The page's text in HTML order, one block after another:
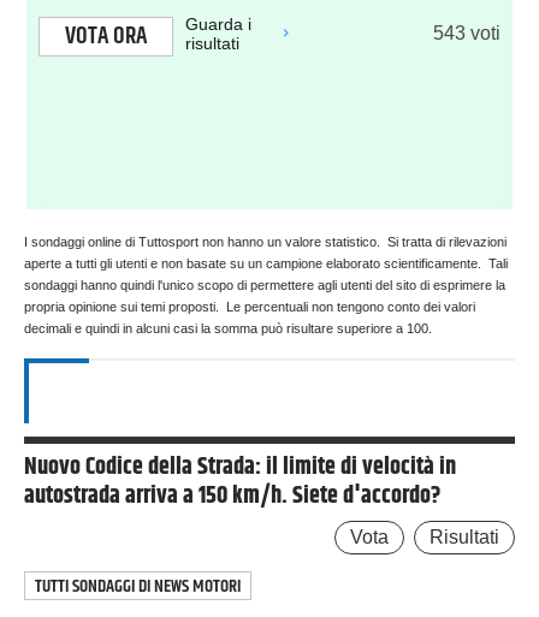
VOTA ORA
Guarda i
risultati
543 voti
I sondaggi online di Tuttosport non hanno un valore statistico. Si tratta di rilevazioni
aperte a tutti gli utenti e non basate su un campione elaborato scientificamente. Tali
sondaggi hanno quindi l'unico scopo di permettere agli utenti del sito di esprimere la
propria opinione sui temi proposti. Le percentuali non tengono conto dei valori
decimali e quindi in alcuni casi la somma può risultare superiore a 100.
Nuovo Codice della Strada: il limite di velocità in
autostrada arriva a 150 km/h. Siete d'accordo?
Vota Risultati
TUTTI SONDAGGI DINEWS MOTORI